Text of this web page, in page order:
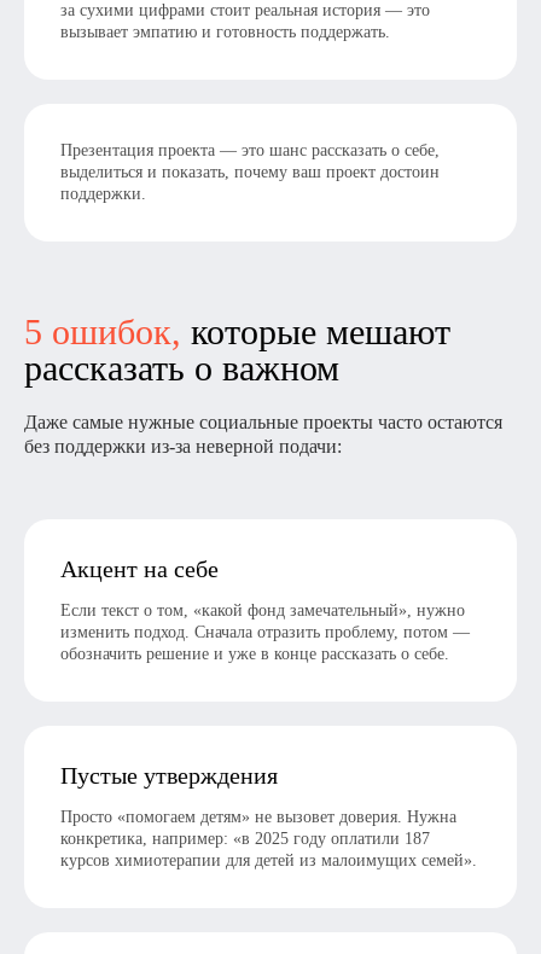
за сухими цифрами стоит реальная история — это
вызывает эмпатию и готовность поддержать.
Презентация проекта — это шанс рассказать о себе,
выделиться и показать, почему ваш проект достоин
поддержки.
5 ошибок, которые мешают
рассказать о важном
Даже самые нужные социальные проекты часто остаются
без поддержки из-за неверной подачи:
Акцент на себе
Если текст о том, «какой фонд замечательный», нужно
изменить подход. Сначала отразить проблему, потом —
обозначить решение и уже в конце рассказать о себе.
Пустые утверждения
Просто «помогаем детям» не вызовет доверия. Нужна
конкретика, например: «в 2025 году оплатили 187
курсов химиотерапии для детей из малоимущих семей».